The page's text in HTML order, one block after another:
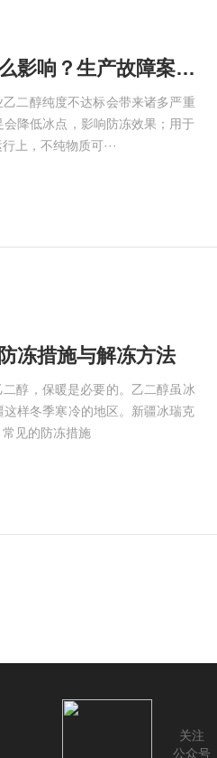
兴宁工业乙二醇纯度不达标会有什么影响？生产故障案例解析
二醇纯度不达标会带来诸多严重
降低冰点，影响防冻效果；用于
上，不纯物质可···
冻措施与解冻方法
醇，保暖是必要的。乙二醇虽冰
样冬季寒冷的地区。新疆冰瑞克
见的防冻措施
关注
公众号